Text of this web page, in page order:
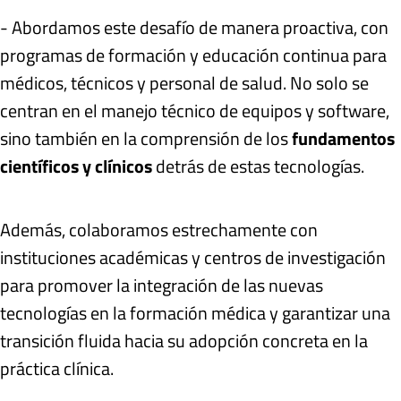
- Abordamos este desafío de manera proactiva, con
programas de formación y educación continua para
médicos, técnicos y personal de salud. No solo se
centran en el manejo técnico de equipos y software,
sino también en la comprensión de losfundamentos
científicos y clínicosdetrás de estas tecnologías.
Además, colaboramos estrechamente con
instituciones académicas y centros de investigación
para promover la integración de las nuevas
tecnologías en la formación médica y garantizar una
transición fluida hacia su adopción concreta en la
práctica clínica.